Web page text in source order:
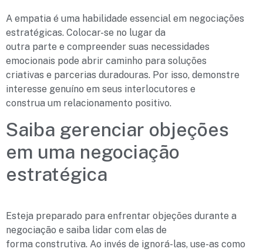
A empatia é uma habilidade essencial em negociações
estratégicas. Colocar-se no lugar da
outra parte e compreender suas necessidades
emocionais pode abrir caminho para soluções
criativas e parcerias duradouras. Por isso, demonstre
interesse genuíno em seus interlocutores e
construa um relacionamento positivo.
Saiba gerenciar objeções
em uma negociação
estratégica
Esteja preparado para enfrentar objeções durante a
negociação e saiba lidar com elas de
forma construtiva. Ao invés de ignorá-las, use-as como